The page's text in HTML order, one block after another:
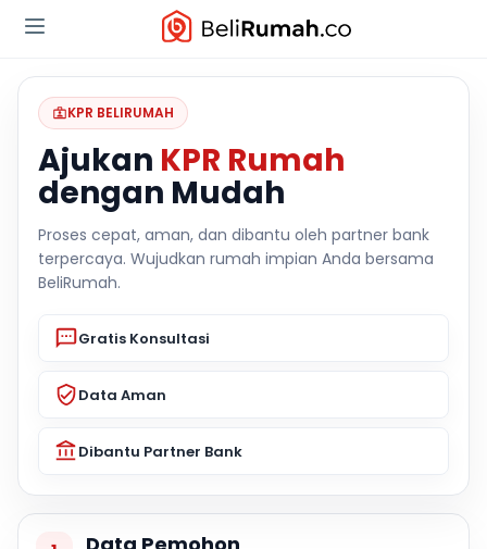
KPR BELIRUMAH
Ajukan KPR Rumah
dengan Mudah
Proses cepat, aman, dan dibantu oleh partner bank
terpercaya. Wujudkan rumah impian Anda bersama
BeliRumah.
Gratis Konsultasi
Data Aman
Dibantu Partner Bank